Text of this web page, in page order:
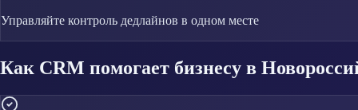
Управляйте контроль дедлайнов в одном месте
Как CRM помогает бизнесу в